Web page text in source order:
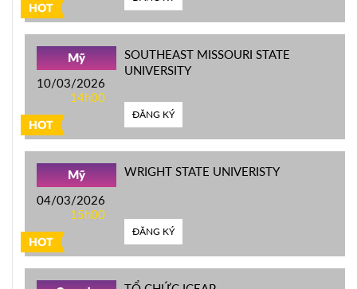
HOT
HOT
Mỹ
10/03/2026
14h00
SOUTHEAST MISSOURI STATE
UNIVERSITY
ĐĂNG KÝ
HOT
Mỹ
04/03/2026
15h00
WRIGHT STATE UNIVERISTY
ĐĂNG KÝ